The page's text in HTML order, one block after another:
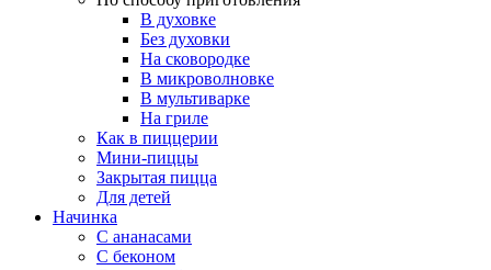
В духовке
Без духовки
На сковородке
В микроволновке
В мультиварке
На гриле
Как в пиццерии
Мини-пиццы
Закрытая пицца
Для детей
Начинка
С ананасами
С беконом